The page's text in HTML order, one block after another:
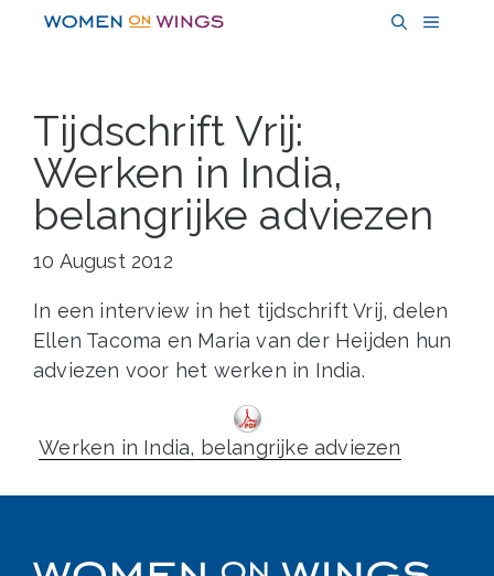
MENU
Tijdschrift Vrij:
Werken in India,
belangrijke adviezen
10 August 2012
In een interview in het tijdschrift Vrij, delen
Ellen Tacoma en Maria van der Heijden hun
adviezen voor het werken in India.
Werken in India, belangrijke adviezen